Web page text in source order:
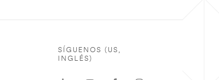
SÍGUENOS (US,
INGLÉS)